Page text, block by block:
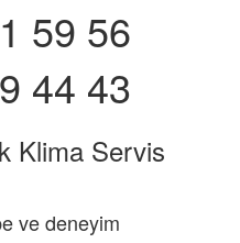
59 56
44 43
Klima Servis
ve deneyim